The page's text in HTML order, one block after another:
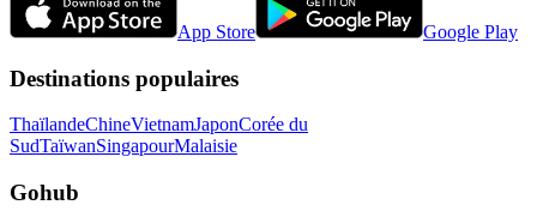
App Store Google Play
Destinations populaires
ThaïlandeChineVietnamJaponCorée du
SudTaïwanSingapourMalaisie
Gohub